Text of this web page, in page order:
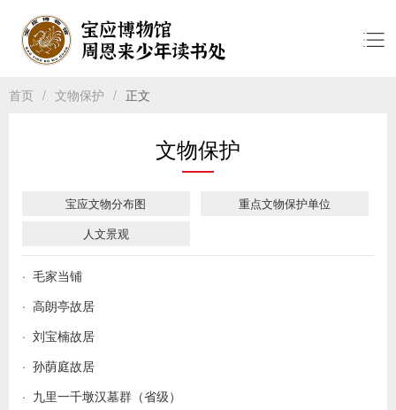
走进读书处
首页 / 文物保护 / 正文
文物保护
宝应文物分布图
重点文物保护单位
人文景观
· 毛家当铺
· 高朗亭故居
· 刘宝楠故居
· 孙荫庭故居
· 九里一千墩汉墓群（省级）